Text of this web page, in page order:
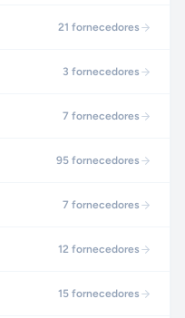
21 fornecedores
3 fornecedores
7 fornecedores
95 fornecedores
7 fornecedores
12 fornecedores
15 fornecedores